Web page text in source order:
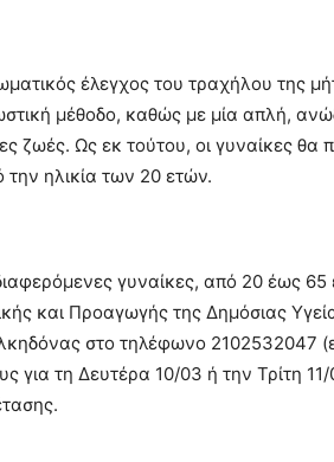
έλεγχος του τραχήλου της
μέθοδο, καθώς με μία απλή,
ζωές. Ως εκ τούτου, οι γυναίκες θα
την ηλικία των 20 ετών.
γυναίκες, από 20 έως
και Προαγωγής της Δημόσιας
στο τηλέφωνο 2102532047
για τη Δευτέρα 10/03 ή την Τρίτη